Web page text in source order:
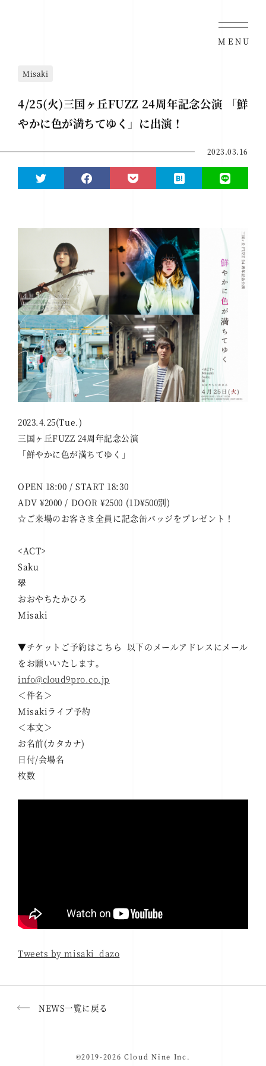
MENU
Misaki
4/25(火)三国ヶ丘FUZZ 24周年記念公演 「鮮
やかに色が満ちてゆく」に出演！
2023.03.16
2023.4.25(Tue.)
三国ヶ丘FUZZ 24周年記念公演
「鮮やかに色が満ちてゆく」
OPEN 18:00 / START 18:30
ADV ¥2000 / DOOR ¥2500 (1D¥500別)
☆ご来場のお客さま全員に記念缶バッジをプレゼント！
<ACT>
Saku
翠
おおやちたかひろ
Misaki
▼チケットご予約はこちら 以下のメールアドレスにメール
をお願いいたします。
info@cloud9pro.co.jp
＜件名＞
Misakiライブ予約
＜本文＞
お名前(カタカナ)
日付/会場名
枚数
Tweets by misaki_dazo
NEWS一覧に戻る
©2019-2026 Cloud Nine Inc.